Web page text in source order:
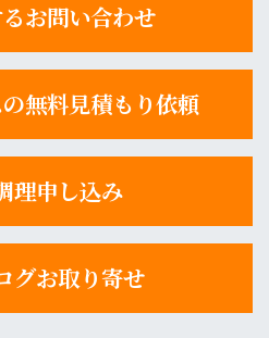
お問い合わせ
無料見積もり依頼
理申し込み
グお取り寄せ